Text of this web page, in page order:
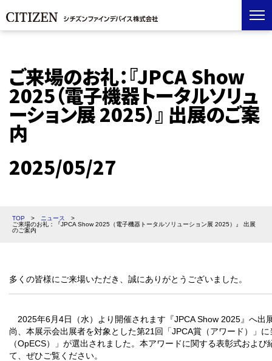
ご来場のお礼：『JPCA Show
2025（電子機器トータルソリュ
ーション展 2025）』 出展のご案
内
2025/05/27
TOP > ニュース
>
ご来場のお礼：『JPCA Show 2025（電子機器トータルソリューション展 2025）』 出展
のご案内
多くの皆様にご来場いただき、誠にありがとうございました。
2025年6月4日（水）より開催されます『JPCA Show 2025』へ出
尚、本展示会出展者を対象とした第21回「JPCA賞（アワード）」
（OpECS）」が選出されました。本アワードに関する表彰式およ
て、ぜひご覧ください。